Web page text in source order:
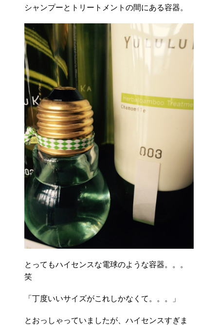
シャンプーとトリートメントの間にある容器。
とってもハイセンスな電球のような容器。。。
笑
「丁度いいサイズがこれしかなくて。。。」
とおっしゃっていましたが、ハイセンスすぎま